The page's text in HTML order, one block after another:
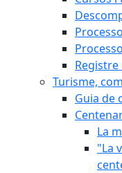
Turisme,
Guia de
La
"La